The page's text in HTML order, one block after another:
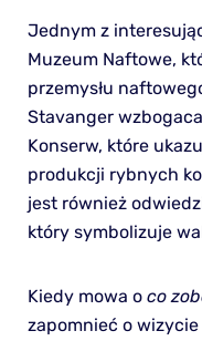
Jednym z
Muzeum Naftowe,
przemysłu
Stavanger
Konserw, które
produkcji rybnych
jest również
który symbolizuje
Kiedy mowa o co
zapomnieć o